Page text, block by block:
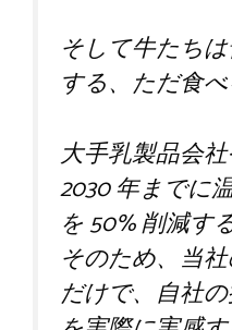
そして牛たち
する、ただ食べ
大手乳製品会社
2030 年までに
を 50% 削減す
そのため、当
だけで、自社